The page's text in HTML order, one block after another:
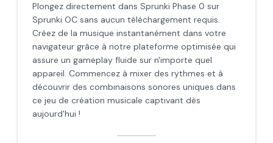
Plongez directement dans Sprunki Phase 0 sur
Sprunki OC sans aucun téléchargement requis.
Créez de la musique instantanément dans votre
navigateur grâce à notre plateforme optimisée qui
assure un gameplay fluide sur n'importe quel
appareil. Commencez à mixer des rythmes et à
découvrir des combinaisons sonores uniques dans
ce jeu de création musicale captivant dès
aujourd'hui !